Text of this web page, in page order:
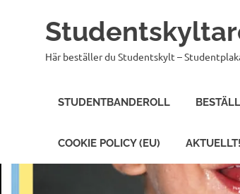
Här beställer du Studentskylt –
STUDENTBANDEROLL BESTÄLL
COOKIE POLICY (EU) AKTUELLT!